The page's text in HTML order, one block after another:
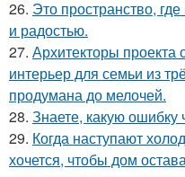
26. Это пространство,
и радостью.
27. Архитекторы проекта
интерьер для семьи из
продумана до мелочей.
28. Знаете, какую
29. Когда наступают
хочется, чтобы дом